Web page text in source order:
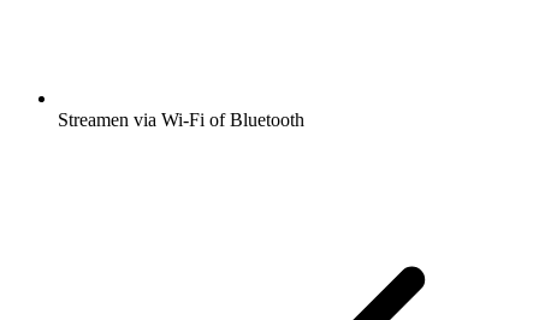
Streamen via Wi-Fi of Bluetooth